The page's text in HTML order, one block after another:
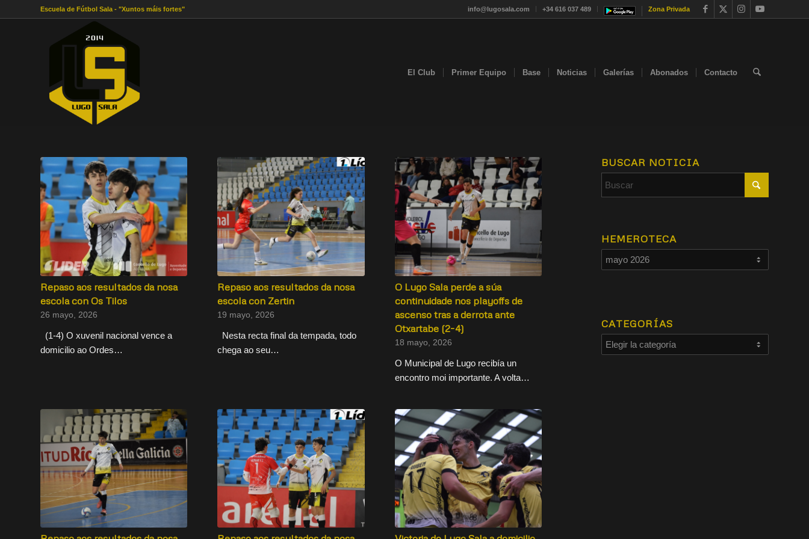
info@lugosala.com +34 616 037 489 Zona Privada
Escuela de Fútbol Sala - "Xuntos máis fortes"
El Club Primer Equipo Base Noticias Galerías Abonados Contacto
Repaso aos resultados da nosa
escola con Os Tilos
26 mayo, 2026
(1-4) O xuvenil nacional vence a
domicilio ao Ordes…
Repaso aos resultados da nosa
escola con Zertin
19 mayo, 2026
Nesta recta final da tempada, todo
chega ao seu…
O Lugo Sala perde a súa
continuidade nos playoffs de
ascenso tras a derrota ante
Otxartabe (2-4)
18 mayo, 2026
O Municipal de Lugo recibía un
encontro moi importante. A volta…
BUSCAR NOTICIA
HEMEROTECA
CATEGORÍAS